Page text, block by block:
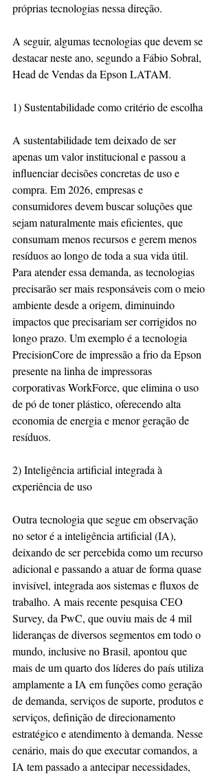
próprias tecnologias nessa direção.
A seguir, algumas tecnologias que devem se
destacar neste ano, segundo a Fábio Sobral,
Head de Vendas da Epson LATAM.
1) Sustentabilidade como critério de escolha
A sustentabilidade tem deixado de ser
apenas um valor institucional e passou a
influenciar decisões concretas de uso e
compra. Em 2026, empresas e
consumidores devem buscar soluções que
sejam naturalmente mais eficientes, que
consumam menos recursos e gerem menos
resíduos ao longo de toda a sua vida útil.
Para atender essa demanda, as tecnologias
precisarão ser mais responsáveis com o meio
ambiente desde a origem, diminuindo
impactos que precisariam ser corrigidos no
longo prazo. Um exemplo é a tecnologia
PrecisionCore de impressão a frio da Epson
presente na linha de impressoras
corporativas WorkForce, que elimina o uso
de pó de toner plástico, oferecendo alta
economia de energia e menor geração de
resíduos.
2) Inteligência artificial integrada à
experiência de uso
Outra tecnologia que segue em observação
no setor é a inteligência artificial (IA),
deixando de ser percebida como um recurso
adicional e passando a atuar de forma quase
invisível, integrada aos sistemas e fluxos de
trabalho. A mais recente pesquisa CEO
Survey, da PwC, que ouviu mais de 4 mil
lideranças de diversos segmentos em todo o
mundo, inclusive no Brasil, apontou que
mais de um quarto dos líderes do país utiliza
amplamente a IA em funções como geração
de demanda, serviços de suporte, produtos e
serviços, definição de direcionamento
estratégico e atendimento à demanda. Nesse
cenário, mais do que executar comandos, a
IA tem passado a antecipar necessidades,